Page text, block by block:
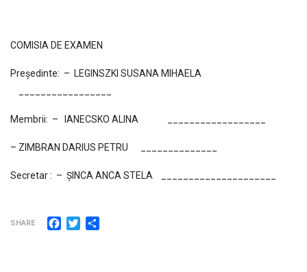
COMISIA DE EXAMEN
Preşedinte: – LEGINSZKI SUSANA MIHAELA
Membrii: – IANECSKO ALINA __________________
– ZIMBRAN DARIUS PETRU ______________
Secretar : – ȘINCA ANCA STELA _____________________
SHARE Facebook
Twitter